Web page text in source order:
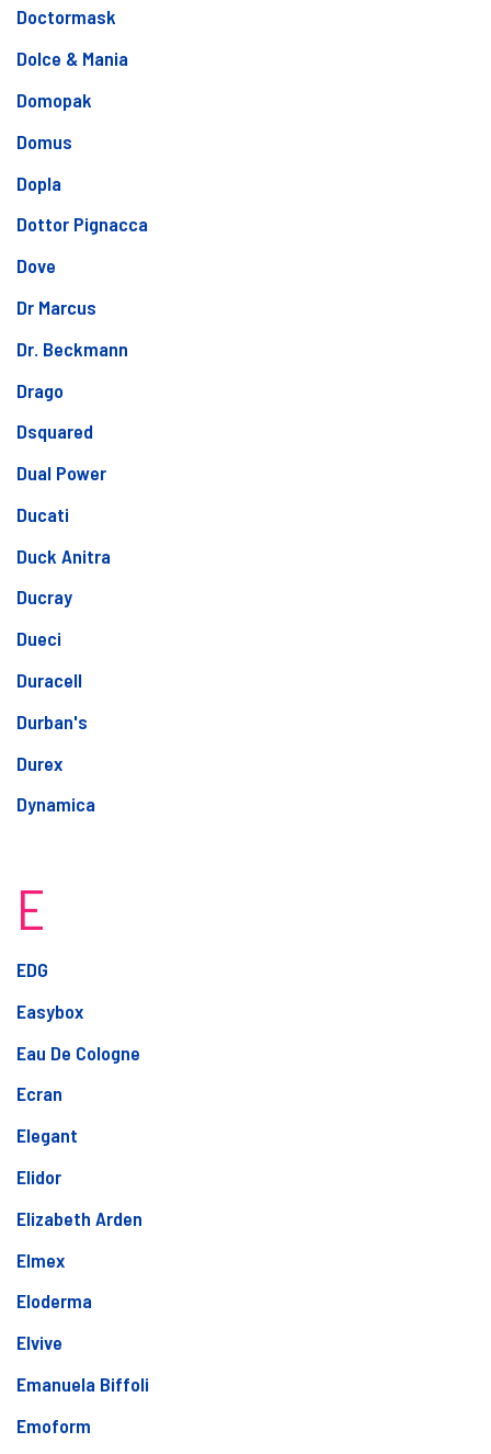
Doctormask
Dolce & Mania
Domopak
Domus
Dopla
Dottor Pignacca
Dove
Dr Marcus
Dr. Beckmann
Drago
Dsquared
Dual Power
Ducati
Duck Anitra
Ducray
Dueci
Duracell
Durban's
Durex
Dynamica
E
EDG
Easybox
Eau De Cologne
Ecran
Elegant
Elidor
Elizabeth Arden
Elmex
Eloderma
Elvive
Emanuela Biffoli
Emoform